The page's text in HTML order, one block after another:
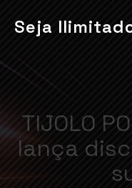
Seja
TIJOLO
lança